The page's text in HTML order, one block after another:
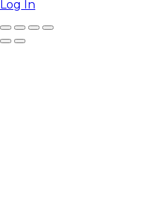
Log In